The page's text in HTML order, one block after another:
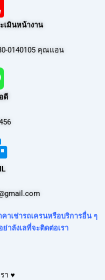
เมินหน้างาน
0140105 คุณเเอน
ดี
าเช่ารถเครนหรือบริการอื่น ๆ
าลังเลที่จะติดต่อเรา
า ♥